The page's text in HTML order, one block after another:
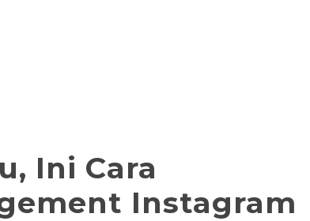
Ini Cara
Instagram